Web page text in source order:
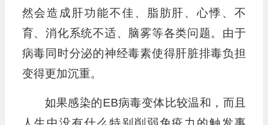
然会造成肝功能不佳、脂肪肝、心悸、不
育、消化系统不适、脑雾等各类问题。由于
病毒同时分泌的神经毒素使得肝脏排毒负担
变得更加沉重。
如果感染的EB病毒变体比较温和，而且